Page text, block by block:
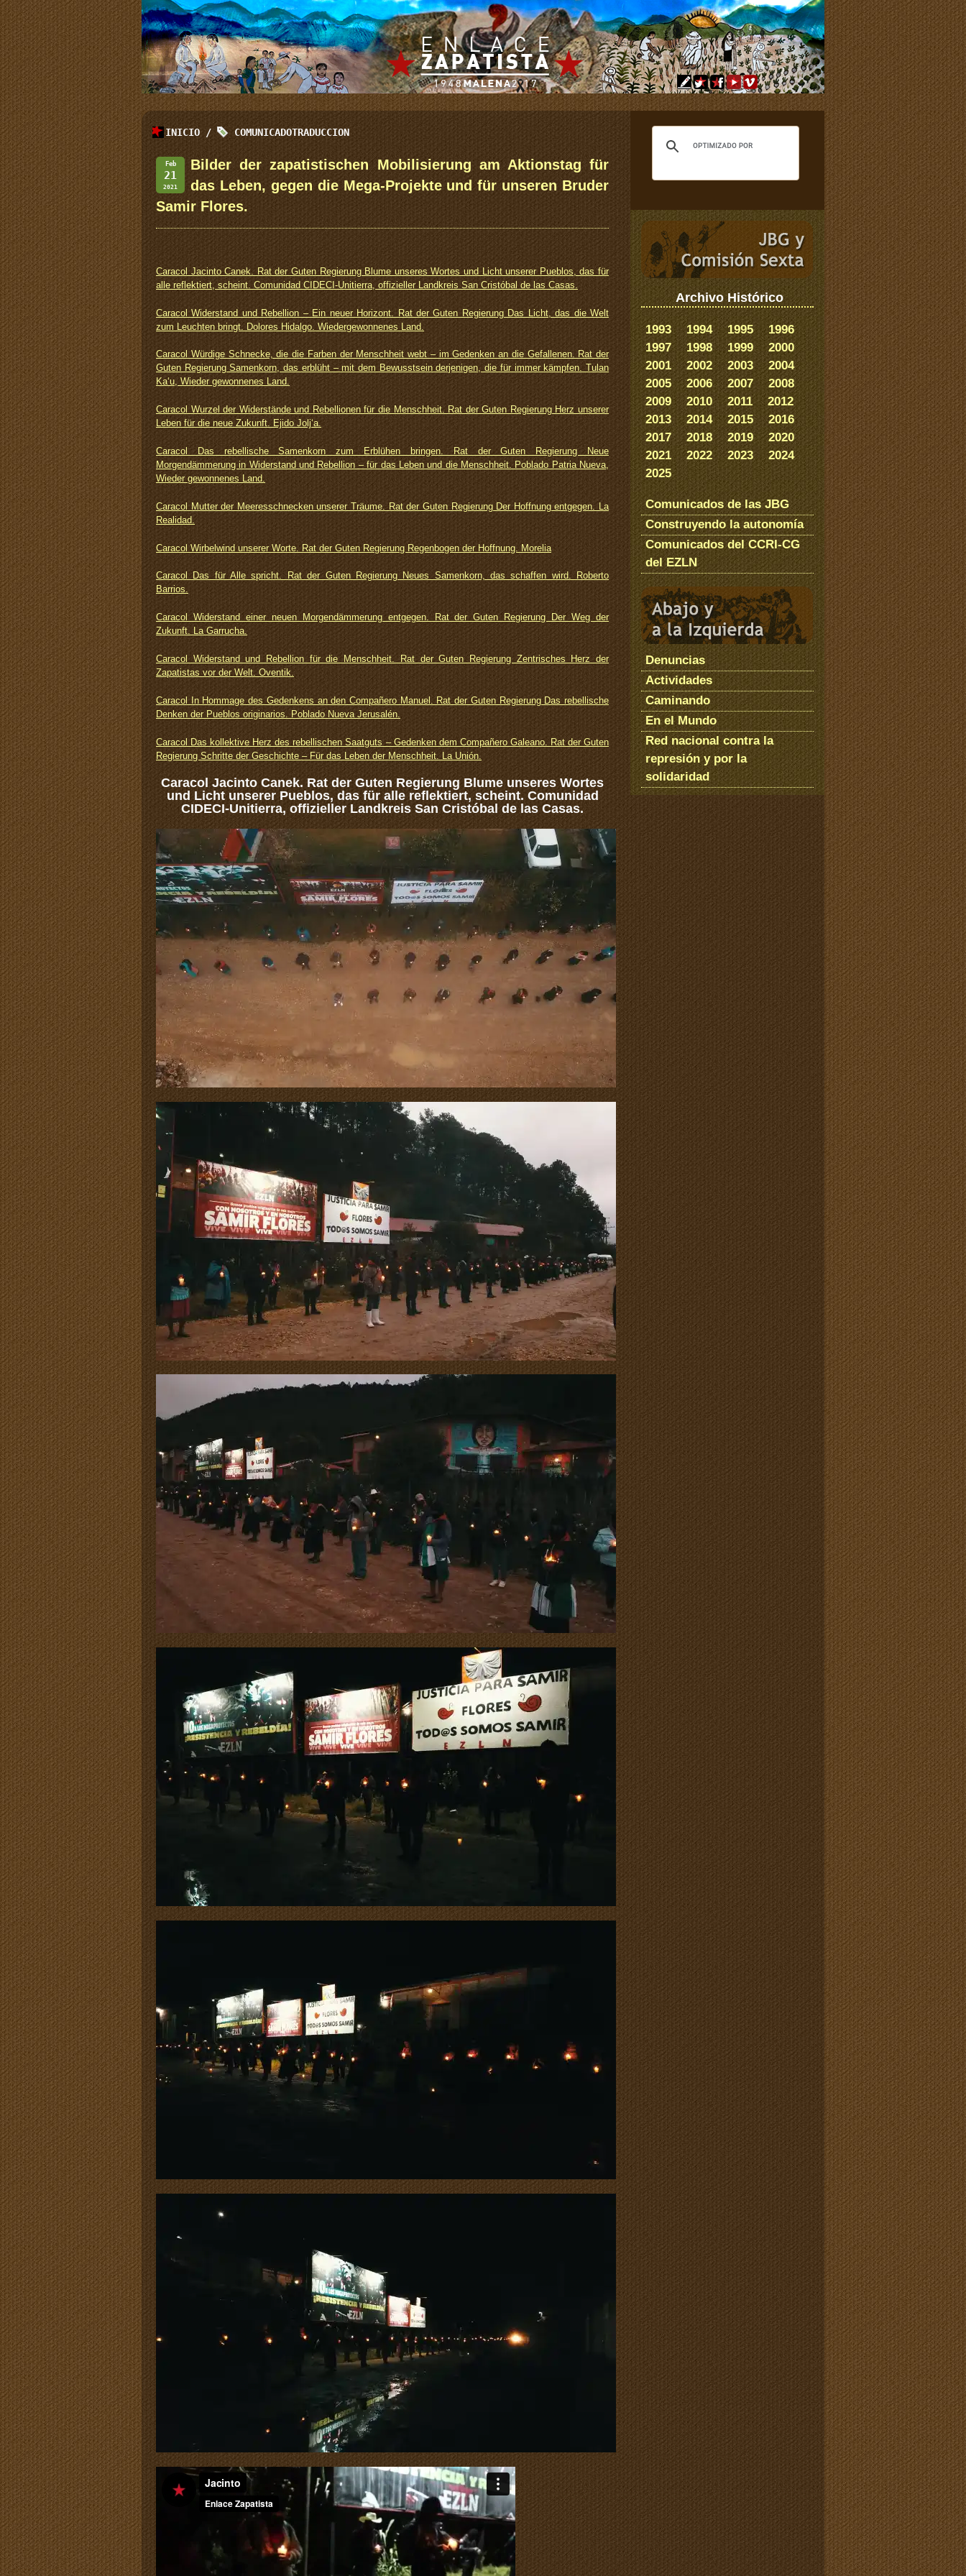
INICIO / COMUNICADOTRADUCCION
Feb
21
2021
Bilder der zapatistischen Mobilisierung am Aktionstag für
das Leben, gegen die Mega-Projekte und für unseren Bruder
Samir Flores.
Caracol Jacinto Canek. Rat der Guten Regierung Blume unseres Wortes und Licht unserer Pueblos, das für
alle reflektiert, scheint. Comunidad CIDECI-Unitierra, offizieller Landkreis San Cristóbal de las Casas.
Caracol Widerstand und Rebellion – Ein neuer Horizont. Rat der Guten Regierung Das Licht, das die Welt
zum Leuchten bringt. Dolores Hidalgo. Wiedergewonnenes Land.
Caracol Würdige Schnecke, die die Farben der Menschheit webt – im Gedenken an die Gefallenen. Rat der
Guten Regierung Samenkorn, das erblüht – mit dem Bewusstsein derjenigen, die für immer kämpfen. Tulan
Ka‘u, Wieder gewonnenes Land.
Caracol Wurzel der Widerstände und Rebellionen für die Menschheit. Rat der Guten Regierung Herz unserer
Leben für die neue Zukunft. Ejido Jolj‘a.
Caracol Das rebellische Samenkorn zum Erblühen bringen. Rat der Guten Regierung Neue
Morgendämmerung in Widerstand und Rebellion – für das Leben und die Menschheit. Poblado Patria Nueva,
Wieder gewonnenes Land.
Caracol Mutter der Meeresschnecken unserer Träume. Rat der Guten Regierung Der Hoffnung entgegen. La
Realidad.
Caracol Wirbelwind unserer Worte. Rat der Guten Regierung Regenbogen der Hoffnung. Morelia
Caracol Das für Alle spricht. Rat der Guten Regierung Neues Samenkorn, das schaffen wird. Roberto
Barrios.
Caracol Widerstand einer neuen Morgendämmerung entgegen. Rat der Guten Regierung Der Weg der
Zukunft. La Garrucha.
Caracol Widerstand und Rebellion für die Menschheit. Rat der Guten Regierung Zentrisches Herz der
Zapatistas vor der Welt. Oventik.
Caracol In Hommage des Gedenkens an den Compañero Manuel. Rat der Guten Regierung Das rebellische
Denken der Pueblos originarios. Poblado Nueva Jerusalén.
Caracol Das kollektive Herz des rebellischen Saatguts – Gedenken dem Compañero Galeano. Rat der Guten
Regierung Schritte der Geschichte – Für das Leben der Menschheit. La Unión.
Caracol Jacinto Canek. Rat der Guten Regierung Blume unseres Wortes
und Licht unserer Pueblos, das für alle reflektiert, scheint. Comunidad
CIDECI-Unitierra, offizieller Landkreis San Cristóbal de las Casas.
Archivo Histórico
1993 1994 1995
1996
1997
1998 1999
2000
2001
2002 2003
2004
2005
2006 2007
2008
2009
2010 2011
2012
2013
2014 2015
2016
2017
2018 2019
2020
2021
2022 2023
2024
2025
Comunicados de las JBG
Construyendo la autonomía
Comunicados del CCRI-CG
del EZLN
Denuncias
Actividades
Caminando
En el Mundo
Red nacional contra la
represión y por la
solidaridad